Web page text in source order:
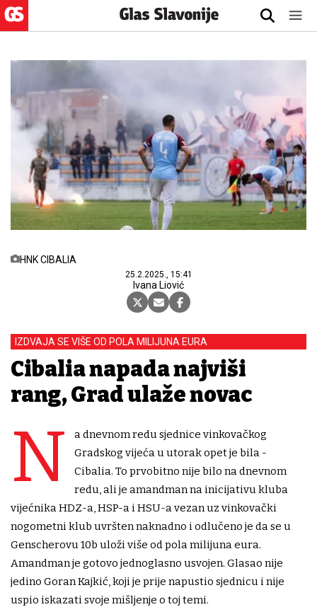
HNK CIBALIA
25.2.2025., 15:41
Ivana Liović
IZDVAJA SE VIŠE OD POLA MILIJUNA EURA
Cibalia napada najviši
rang, Grad ulaže novac
N
a dnevnom redu sjednice vinkovačkog
Gradskog vijeća u utorak opet je bila -
Cibalia. To prvobitno nije bilo na dnevnom
redu, ali je amandman na inicijativu kluba
vijećnika HDZ-a, HSP-a i HSU-a vezan uz vinkovački
nogometni klub uvršten naknadno i odlučeno je da se u
Genscherovu 10b uloži više od pola milijuna eura.
Amandman je gotovo jednoglasno usvojen. Glasao nije
jedino Goran Kajkić, koji je prije napustio sjednicu i nije
uspio iskazati svoje mišljenje o toj temi.